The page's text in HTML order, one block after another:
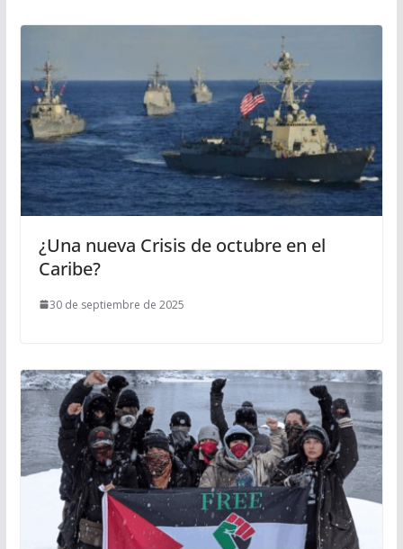
¿Una nueva Crisis de octubre en el
Caribe?
30 de septiembre de 2025